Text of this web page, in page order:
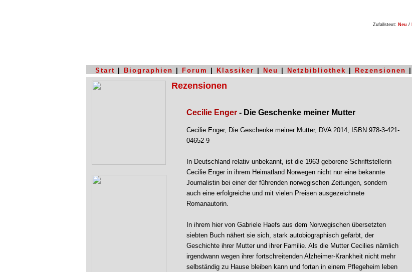
Zufallstext: Neu /
Start Biographien Forum Klassiker Neu Netzbibliothek Rezensionen
Rezensionen
Cecilie Enger - Die Geschenke meiner Mutter
Cecilie Enger, Die Geschenke meiner Mutter, DVA 2014, ISBN 978-3-421-
04652-9
In Deutschland relativ unbekannt, ist die 1963 geborene Schriftstellerin
Cecilie Enger in ihrem Heimatland Norwegen nicht nur eine bekannte
Journalistin bei einer der führenden norwegischen Zeitungen, sondern
auch eine erfolgreiche und mit vielen Preisen ausgezeichnete
Romanautorin.
In ihrem hier von Gabriele Haefs aus dem Norwegischen übersetzten
siebten Buch nähert sie sich, stark autobiographisch gefärbt, der
Geschichte ihrer Mutter und ihrer Familie. Als die Mutter Cecilies nämlich
irgendwann wegen ihrer fortschreitenden Alzheimer-Krankheit nicht mehr
selbständig zu Hause bleiben kann und fortan in einem Pflegeheim leben